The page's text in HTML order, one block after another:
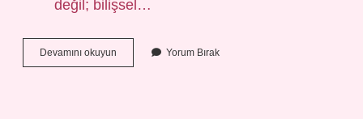
değil; bilişsel…
Devamını okuyun
görmek
Yorum Bırak